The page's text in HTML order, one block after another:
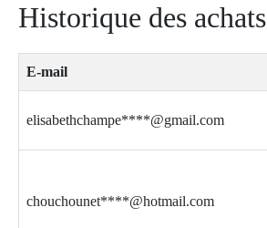
Historique des achats
E-mail
elisabethchampe****@gmail.com
chouchounet****@hotmail.com